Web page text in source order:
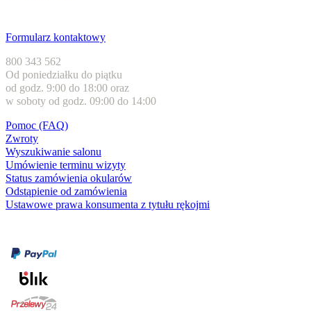
Formularz kontaktowy
800 343 562
Od poniedziałku do piątku
od godz. 9:00 do 18:00 oraz
w soboty od godz. 09:00 do 14:00
Pomoc (FAQ)
Zwroty
Wyszukiwanie salonu
Umówienie terminu wizyty
Status zamówienia okularów
Odstąpienie od zamówienia
Ustawowe prawa konsumenta z tytułu rękojmi